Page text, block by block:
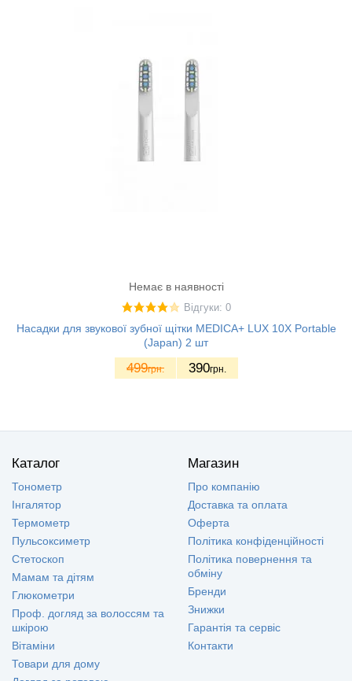
Немає в наявності
Відгуки: 0
Насадки для звукової зубної щітки MEDICA+ LUX 10X Portable
(Japan) 2 шт
499грн. 390грн.
Каталог
Тонометр
Інгалятор
Термометр
Пульсоксиметр
Стетоскоп
Мамам та дітям
Глюкометри
Проф. догляд за волоссям та
шкірою
Вітаміни
Товари для дому
Магазин
Про компанію
Доставка та оплата
Оферта
Політика конфіденційності
Політика повернення та
обміну
Бренди
Знижки
Гарантія та сервіс
Контакти